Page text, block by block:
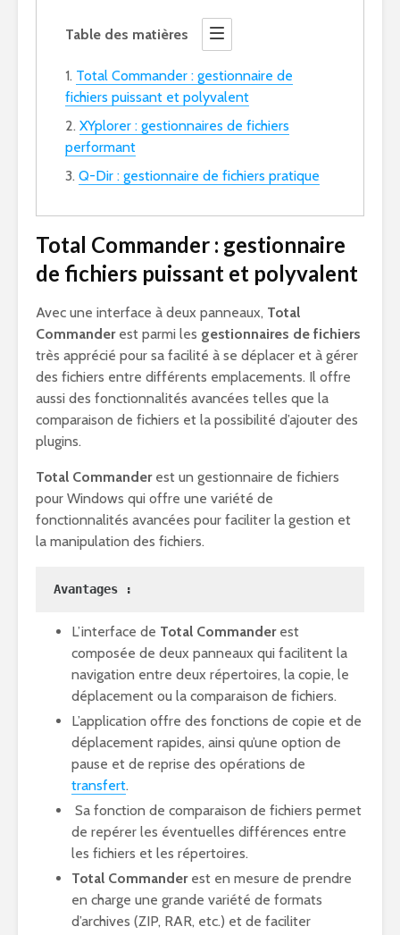
Table des matières
Total Commander : gestionnaire de
fichiers puissant et polyvalent
XYplorer : gestionnaires de fichiers
performant
Q-Dir : gestionnaire de fichiers pratique
Total Commander : gestionnaire
de fichiers puissant et polyvalent
Avec une interface à deux panneaux, Total
Commanderest parmi les gestionnaires de fichiers
très apprécié pour sa facilité à se déplacer et à gérer
des fichiers entre différents emplacements. Il offre
aussi des fonctionnalités avancées telles que la
comparaison de fichiers et la possibilité d’ajouter des
plugins.
Total Commanderest un gestionnaire de fichiers
pour Windows qui offre une variété de
fonctionnalités avancées pour faciliter la gestion et
la manipulation des fichiers.
Avantages :
L’interface de Total Commanderest
composée de deux panneaux qui facilitent la
navigation entre deux répertoires, la copie, le
déplacement ou la comparaison de fichiers.
L’application offre des fonctions de copie et de
déplacement rapides, ainsi qu’une option de
pause et de reprise des opérations de
transfert.
Sa fonction de comparaison de fichiers permet
de repérer les éventuelles différences entre
les fichiers et les répertoires.
Total Commanderest en mesure de prendre
en charge une grande variété de formats
d’archives (ZIP, RAR, etc.) et de faciliter